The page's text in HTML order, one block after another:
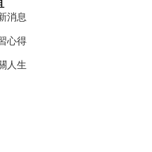
消息
心得
人生